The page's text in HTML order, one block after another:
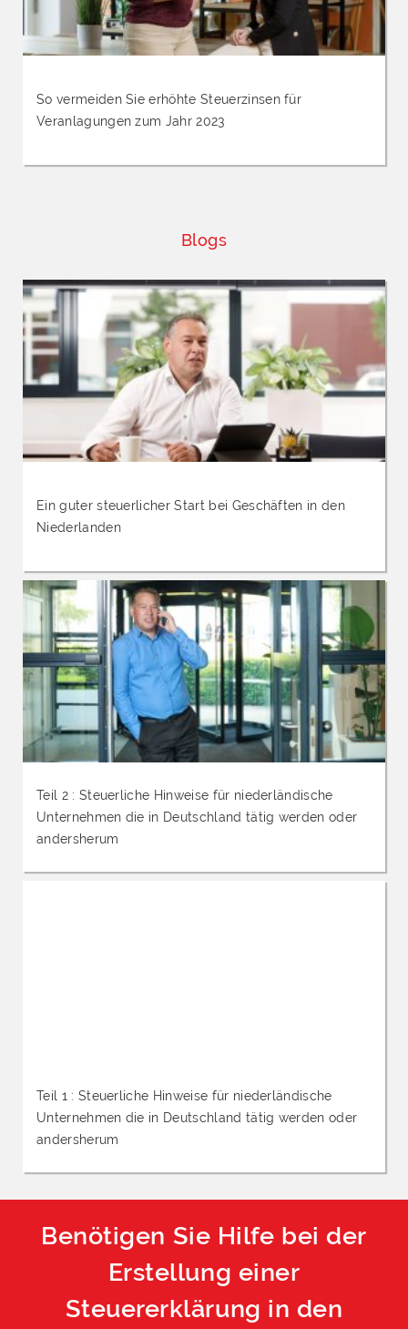
So vermeiden Sie erhöhte Steuerzinsen für
Veranlagungen zum Jahr 2023
Blogs
Ein guter steuerlicher Start bei Geschäften in den
Niederlanden
Teil 2 : Steuerliche Hinweise für niederländische
Unternehmen die in Deutschland tätig werden oder
andersherum
Teil 1 : Steuerliche Hinweise für niederländische
Unternehmen die in Deutschland tätig werden oder
andersherum
Benötigen Sie Hilfe bei der
Erstellung einer
Steuererklärung in den